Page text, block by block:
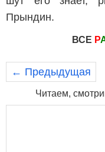
Прындин.
ВСЕ Р
← Предыдущая
Читаем,